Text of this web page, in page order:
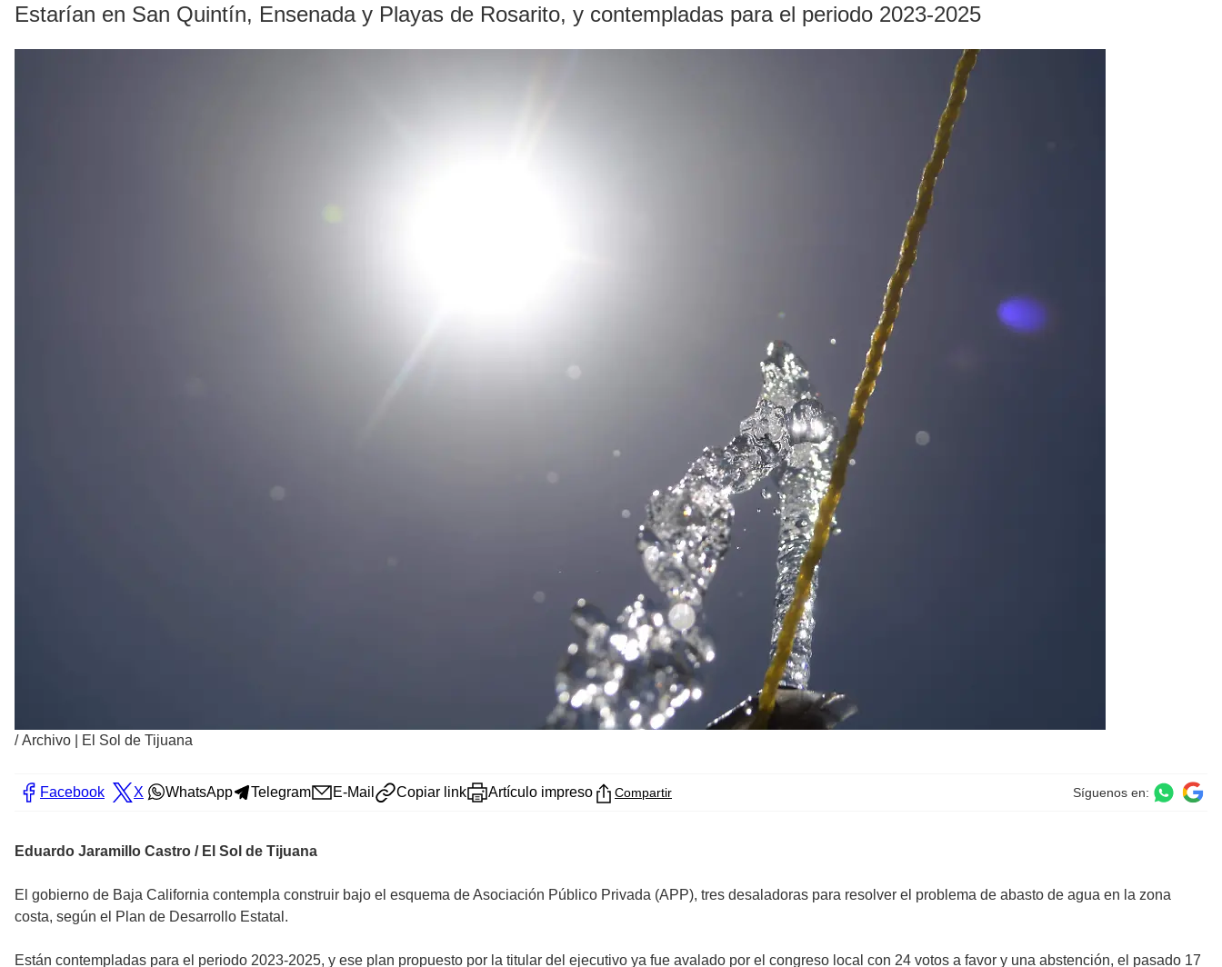
Estarían en San Quintín, Ensenada y Playas de Rosarito, y contempladas para el periodo 2023-2025
/Archivo | El Sol de Tijuana
Facebook X WhatsApp Telegram E-Mail Copiar link Artículo impreso Compartir Síguenos en:
Eduardo Jaramillo Castro / El Sol de Tijuana
El gobierno de Baja California contempla construir bajo el esquema de Asociación Público Privada (APP), tres desaladoras para resolver el problema de abasto de agua en la zona
costa, según el Plan de Desarrollo Estatal.
Están contempladas para el periodo 2023-2025, y ese plan propuesto por la titular del ejecutivo ya fue avalado por el congreso local con 24 votos a favor y una abstención, el pasado 17